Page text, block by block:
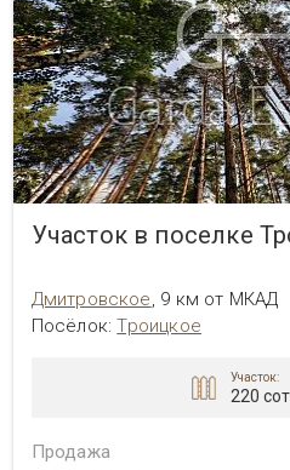
Участок в поселке
Дмитровское 9 км от МКАД
Посёлок:Троицкое
Участок:
220 сот.
Продажа